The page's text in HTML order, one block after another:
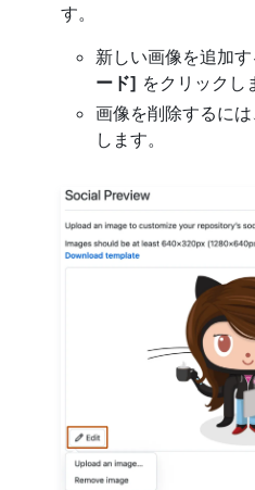
す。
新しい画像を追加す
ード] をクリックし
画像を削除するには
します。